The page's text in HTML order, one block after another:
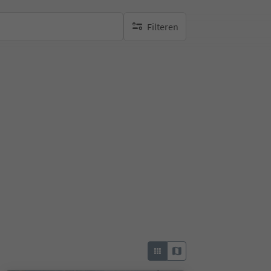
Filteren
geen actieve filters